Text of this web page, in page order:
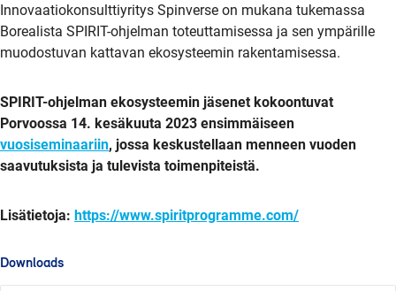
Innovaatiokonsulttiyritys Spinverse on mukana tukemassa
Borealista SPIRIT-ohjelman toteuttamisessa ja sen ympärille
muodostuvan kattavan ekosysteemin rakentamisessa.
SPIRIT-ohjelman ekosysteemin jäsenet kokoontuvat
Porvoossa 14. kesäkuuta 2023 ensimmäiseen
vuosiseminaariin, jossa keskustellaan menneen vuoden
saavutuksista ja tulevista toimenpiteistä.
Lisätietoja: https://www.spiritprogramme.com/
Downloads